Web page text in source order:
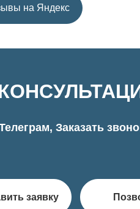
на Яндекс
Заказать
заявку